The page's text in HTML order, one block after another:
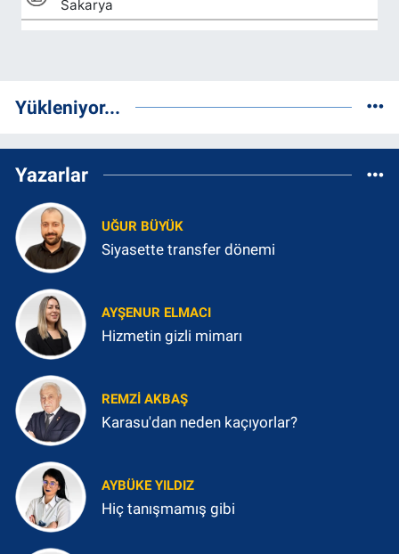
Yükleniyor...
Yazarlar
UĞUR BÜYÜK
Siyasette transfer dönemi
AYŞENUR ELMACI
Hizmetin gizli mimarı
REMZI AKBAŞ
Karasu'dan neden kaçıyorlar?
AYBÜKE YILDIZ
Hiç tanışmamış gibi